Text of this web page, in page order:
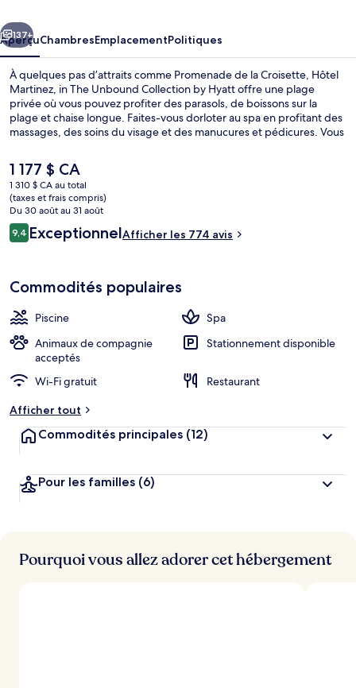
The
Unbound
Collection
by
Hyatt
Suivant
137+
AperçuChambresEmplacementPolitiques
À quelques pas d’attraits comme Promenade de la Croisette, Hôtel
Martinez, in The Unbound Collection by Hyatt offre une plage
privée où vous pouvez profiter des parasols, de boissons sur la
plage et chaise longue. Faites-vous dorloter au spa en profitant des
massages, des soins du visage et des manucures et pédicures. Vous
piscine extérieure. La Palme D'Or, l’un des 3 restaurants, sert une
cuisine méditerranéenne et est ouvert pour le le dîner et le le
souper. Un bar-salon, un centre d’entraînement physique et
terrasse sont d’autres commodités offertes à hôtel de luxe. Les
autres voyageurs adorent le personnel serviable.
Le
prix
actuel
est
de 1 177 $ CA
1 177 $ CA
1 310 $ CA au total
(taxes et frais compris)
Du 30 août au 31 août
Avis
9,49,4 sur 10 –
ExceptionnelAfficher les 774 avis
Commodités populaires
Piscine
Spa
Animaux de compagnie
acceptés
Stationnement disponible
Wi-Fi gratuit
Restaurant
Afficher tout
Commodités principales (12)
Pour les familles (6)
Pourquoi vous allez adorer cet hébergement